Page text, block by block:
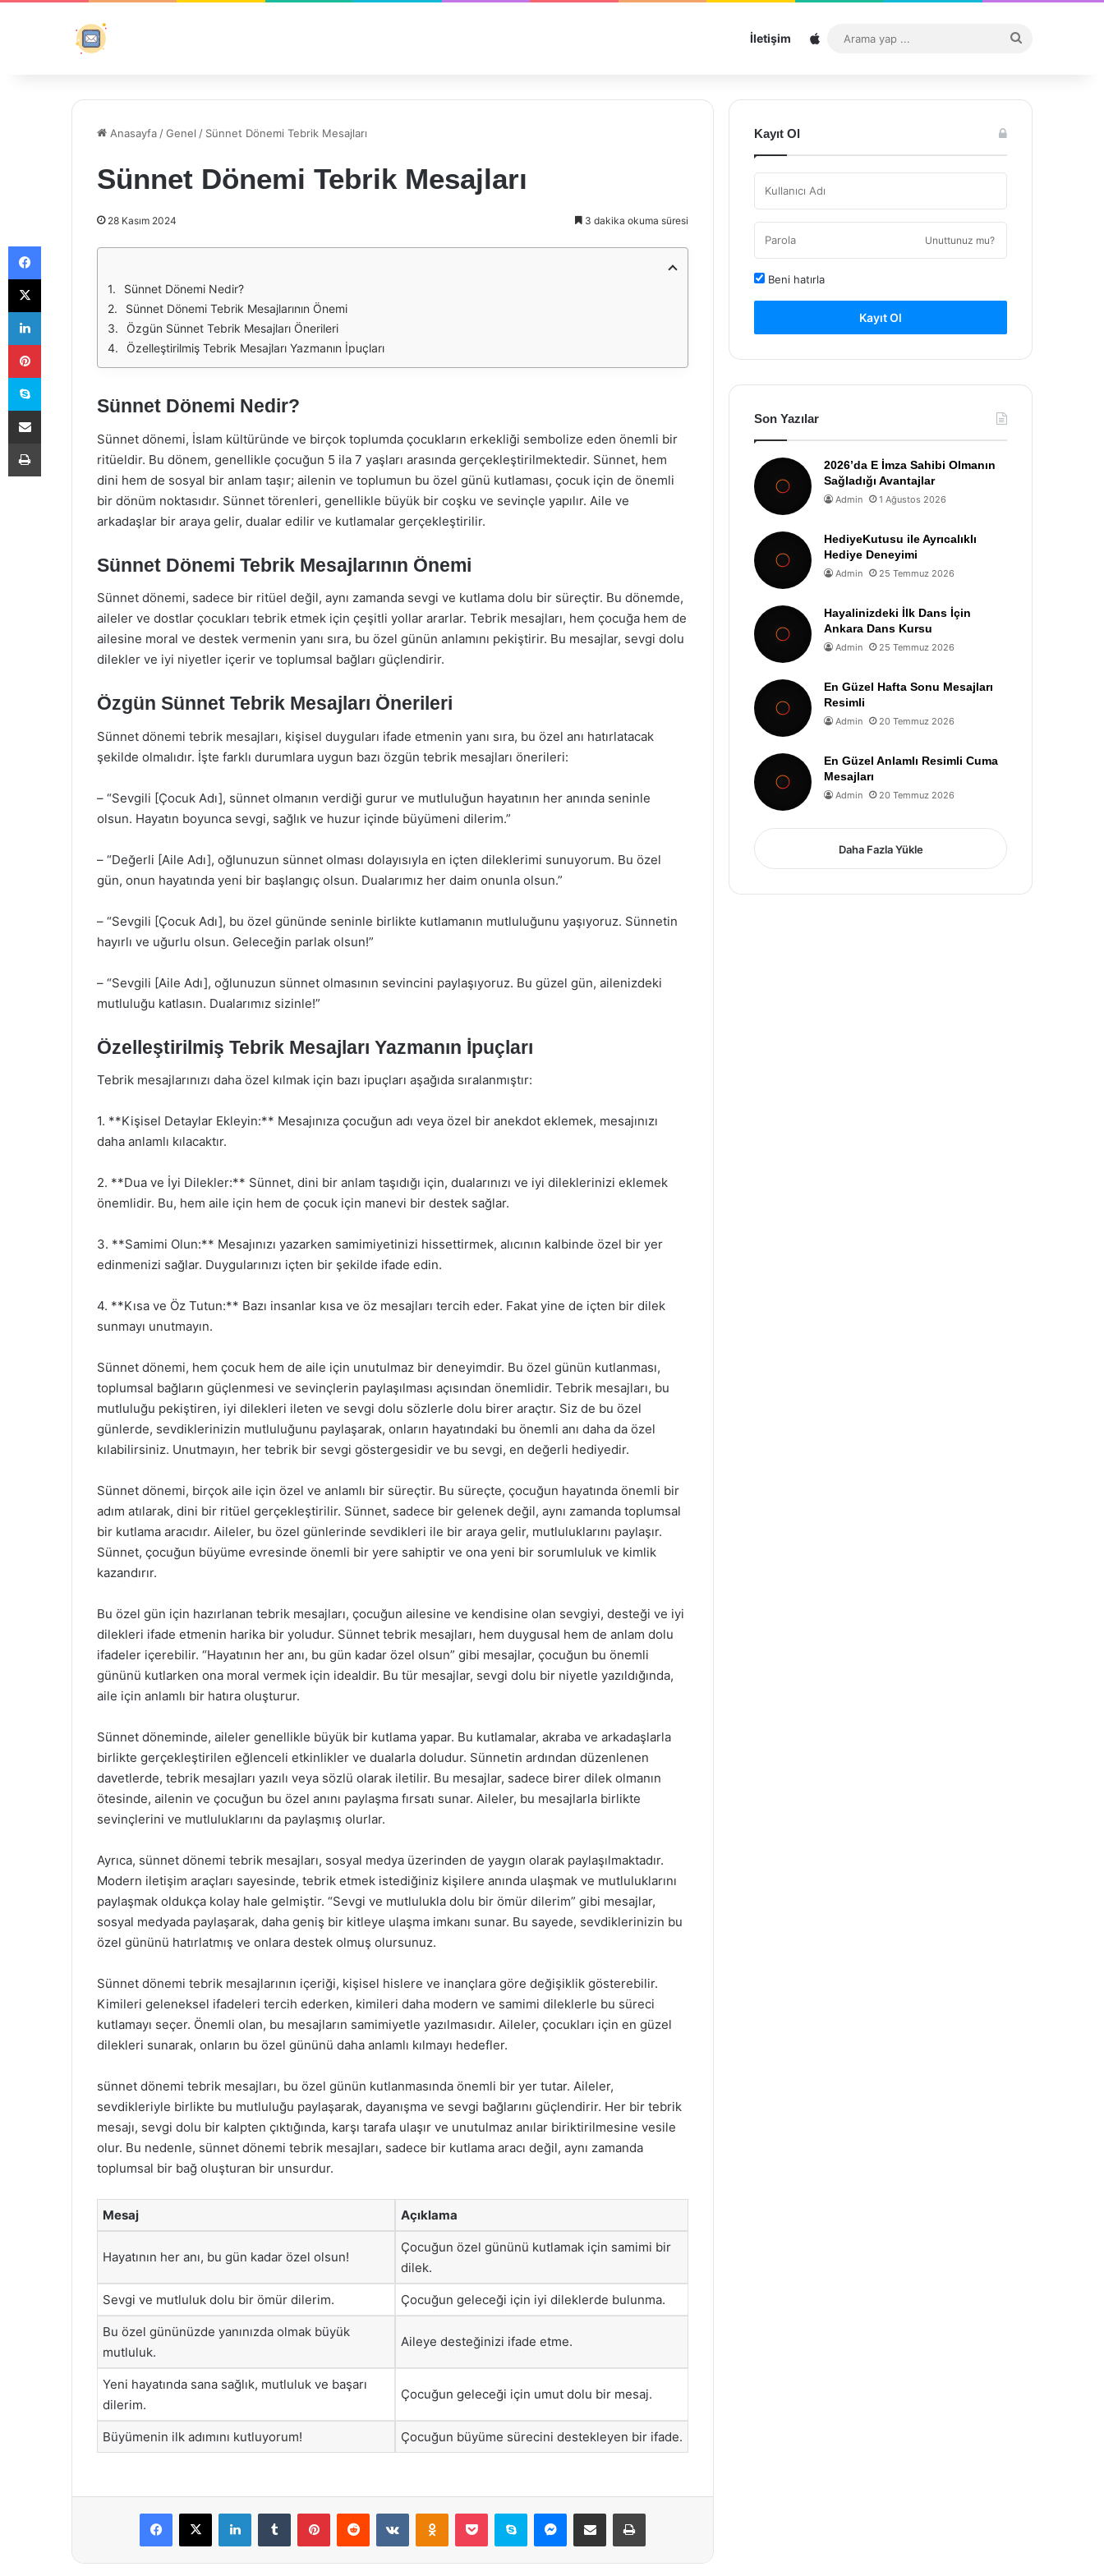
İletişim Sitemap
...
Anasayfa /Genel / Sünnet Dönemi Tebrik Mesajları
Sünnet Dönemi Tebrik Mesajları
28 Kasım 2024 3 dakika okuma süresi
Sünnet Dönemi Nedir?
Sünnet Dönemi Tebrik Mesajlarının Önemi
Özgün Sünnet Tebrik Mesajları Önerileri
Özelleştirilmiş Tebrik Mesajları Yazmanın İpuçları
Sünnet Dönemi Nedir?
Sünnet dönemi, İslam kültüründe ve birçok toplumda çocukların erkekliği sembolize eden önemli bir
ritüeldir. Bu dönem, genellikle çocuğun 5 ila 7 yaşları arasında gerçekleştirilmektedir. Sünnet, hem
dini hem de sosyal bir anlam taşır; ailenin ve toplumun bu özel günü kutlaması, çocuk için de önemli
bir dönüm noktasıdır. Sünnet törenleri, genellikle büyük bir coşku ve sevinçle yapılır. Aile ve
arkadaşlar bir araya gelir, dualar edilir ve kutlamalar gerçekleştirilir.
Sünnet Dönemi Tebrik Mesajlarının Önemi
Sünnet dönemi, sadece bir ritüel değil, aynı zamanda sevgi ve kutlama dolu bir süreçtir. Bu dönemde,
aileler ve dostlar çocukları tebrik etmek için çeşitli yollar ararlar. Tebrik mesajları, hem çocuğa hem de
ailesine moral ve destek vermenin yanı sıra, bu özel günün anlamını pekiştirir. Bu mesajlar, sevgi dolu
dilekler ve iyi niyetler içerir ve toplumsal bağları güçlendirir.
Özgün Sünnet Tebrik Mesajları Önerileri
Sünnet dönemi tebrik mesajları, kişisel duyguları ifade etmenin yanı sıra, bu özel anı hatırlatacak
şekilde olmalıdır. İşte farklı durumlara uygun bazı özgün tebrik mesajları önerileri:
– “Sevgili [Çocuk Adı], sünnet olmanın verdiği gurur ve mutluluğun hayatının her anında seninle
olsun. Hayatın boyunca sevgi, sağlık ve huzur içinde büyümeni dilerim.”
– “Değerli [Aile Adı], oğlunuzun sünnet olması dolayısıyla en içten dileklerimi sunuyorum. Bu özel
gün, onun hayatında yeni bir başlangıç olsun. Dualarımız her daim onunla olsun.”
– “Sevgili [Çocuk Adı], bu özel gününde seninle birlikte kutlamanın mutluluğunu yaşıyoruz. Sünnetin
hayırlı ve uğurlu olsun. Geleceğin parlak olsun!”
– “Sevgili [Aile Adı], oğlunuzun sünnet olmasının sevincini paylaşıyoruz. Bu güzel gün, ailenizdeki
mutluluğu katlasın. Dualarımız sizinle!”
Özelleştirilmiş Tebrik Mesajları Yazmanın İpuçları
Tebrik mesajlarınızı daha özel kılmak için bazı ipuçları aşağıda sıralanmıştır:
1. **Kişisel Detaylar Ekleyin:** Mesajınıza çocuğun adı veya özel bir anekdot eklemek, mesajınızı
daha anlamlı kılacaktır.
2. **Dua ve İyi Dilekler:** Sünnet, dini bir anlam taşıdığı için, dualarınızı ve iyi dileklerinizi eklemek
önemlidir. Bu, hem aile için hem de çocuk için manevi bir destek sağlar.
3. **Samimi Olun:** Mesajınızı yazarken samimiyetinizi hissettirmek, alıcının kalbinde özel bir yer
edinmenizi sağlar. Duygularınızı içten bir şekilde ifade edin.
4. **Kısa ve Öz Tutun:** Bazı insanlar kısa ve öz mesajları tercih eder. Fakat yine de içten bir dilek
sunmayı unutmayın.
Sünnet dönemi, hem çocuk hem de aile için unutulmaz bir deneyimdir. Bu özel günün kutlanması,
toplumsal bağların güçlenmesi ve sevinçlerin paylaşılması açısından önemlidir. Tebrik mesajları, bu
mutluluğu pekiştiren, iyi dilekleri ileten ve sevgi dolu sözlerle dolu birer araçtır. Siz de bu özel
günlerde, sevdiklerinizin mutluluğunu paylaşarak, onların hayatındaki bu önemli anı daha da özel
kılabilirsiniz. Unutmayın, her tebrik bir sevgi göstergesidir ve bu sevgi, en değerli hediyedir.
Sünnet dönemi, birçok aile için özel ve anlamlı bir süreçtir. Bu süreçte, çocuğun hayatında önemli bir
adım atılarak, dini bir ritüel gerçekleştirilir. Sünnet, sadece bir gelenek değil, aynı zamanda toplumsal
bir kutlama aracıdır. Aileler, bu özel günlerinde sevdikleri ile bir araya gelir, mutluluklarını paylaşır.
Sünnet, çocuğun büyüme evresinde önemli bir yere sahiptir ve ona yeni bir sorumluluk ve kimlik
kazandırır.
Bu özel gün için hazırlanan tebrik mesajları, çocuğun ailesine ve kendisine olan sevgiyi, desteği ve iyi
dilekleri ifade etmenin harika bir yoludur. Sünnet tebrik mesajları, hem duygusal hem de anlam dolu
ifadeler içerebilir. “Hayatının her anı, bu gün kadar özel olsun” gibi mesajlar, çocuğun bu önemli
gününü kutlarken ona moral vermek için idealdir. Bu tür mesajlar, sevgi dolu bir niyetle yazıldığında,
aile için anlamlı bir hatıra oluşturur.
Sünnet döneminde, aileler genellikle büyük bir kutlama yapar. Bu kutlamalar, akraba ve arkadaşlarla
birlikte gerçekleştirilen eğlenceli etkinlikler ve dualarla doludur. Sünnetin ardından düzenlenen
davetlerde, tebrik mesajları yazılı veya sözlü olarak iletilir. Bu mesajlar, sadece birer dilek olmanın
ötesinde, ailenin ve çocuğun bu özel anını paylaşma fırsatı sunar. Aileler, bu mesajlarla birlikte
sevinçlerini ve mutluluklarını da paylaşmış olurlar.
Ayrıca, sünnet dönemi tebrik mesajları, sosyal medya üzerinden de yaygın olarak paylaşılmaktadır.
Modern iletişim araçları sayesinde, tebrik etmek istediğiniz kişilere anında ulaşmak ve mutluluklarını
paylaşmak oldukça kolay hale gelmiştir. “Sevgi ve mutlulukla dolu bir ömür dilerim” gibi mesajlar,
sosyal medyada paylaşarak, daha geniş bir kitleye ulaşma imkanı sunar. Bu sayede, sevdiklerinizin bu
özel gününü hatırlatmış ve onlara destek olmuş olursunuz.
Sünnet dönemi tebrik mesajlarının içeriği, kişisel hislere ve inançlara göre değişiklik gösterebilir.
Kimileri geleneksel ifadeleri tercih ederken, kimileri daha modern ve samimi dileklerle bu süreci
kutlamayı seçer. Önemli olan, bu mesajların samimiyetle yazılmasıdır. Aileler, çocukları için en güzel
dilekleri sunarak, onların bu özel gününü daha anlamlı kılmayı hedefler.
sünnet dönemi tebrik mesajları, bu özel günün kutlanmasında önemli bir yer tutar. Aileler,
sevdikleriyle birlikte bu mutluluğu paylaşarak, dayanışma ve sevgi bağlarını güçlendirir. Her bir tebrik
mesajı, sevgi dolu bir kalpten çıktığında, karşı tarafa ulaşır ve unutulmaz anılar biriktirilmesine vesile
olur. Bu nedenle, sünnet dönemi tebrik mesajları, sadece bir kutlama aracı değil, aynı zamanda
toplumsal bir bağ oluşturan bir unsurdur.
Mesaj Açıklama
Hayatının her anı, bu gün kadar özel olsun!
Çocuğun özel gününü kutlamak için samimi bir
dilek.
Sevgi ve mutluluk dolu bir ömür dilerim. Çocuğun geleceği için iyi dileklerde bulunma.
Bu özel gününüzde yanınızda olmak büyük
mutluluk.
Aileye desteğinizi ifade etme.
Yeni hayatında sana sağlık, mutluluk ve başarı
dilerim.
Çocuğun geleceği için umut dolu bir mesaj.
Büyümenin ilk adımını kutluyorum! Çocuğun büyüme sürecini destekleyen bir ifade.
Facebook
X LinkedInTumblr PinterestReddit VKontakteOdnoklassniki
Pocket Skype Messenger
E-Posta ile paylaş Yazdır
Kayıt Ol
Unuttunuz mu?
Beni hatırla
Kayıt Ol
Son Yazılar
2026’da E İmza Sahibi Olmanın
Sağladığı Avantajlar
Admin 1 Ağustos 2026
HediyeKutusu ile Ayrıcalıklı
Hediye Deneyimi
Admin 25 Temmuz 2026
Hayalinizdeki İlk Dans İçin
Ankara Dans Kursu
Admin 25 Temmuz 2026
En Güzel Hafta Sonu Mesajları
Resimli
Admin 20 Temmuz 2026
En Güzel Anlamlı Resimli Cuma
Mesajları
Admin 20 Temmuz 2026
Daha Fazla Yükle
Facebook
X
LinkedIn
Pinterest
Skype
E-Posta ile paylaş